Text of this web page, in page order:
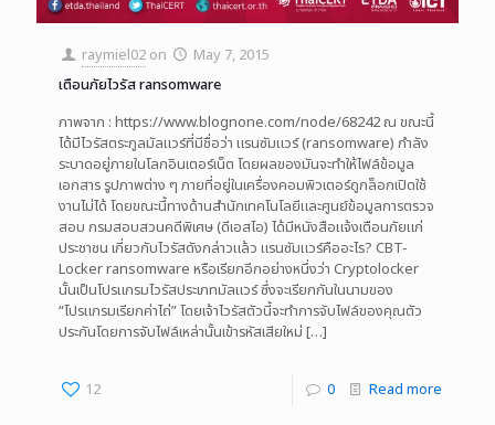
raymiel02 on
May 7, 2015
เตือนภัยไวรัส ransomware
ภาพจาก : https://www.blognone.com/node/68242 ณ ขณะนี้
ได้มีไวรัสตระกูลมัลแวร์ที่มีชื่อว่า แรนซัมแวร์ (ransomware) กำลัง
ระบาดอยู่ภายในโลกอินเตอร์เน็ต โดยผลของมันจะทำให้ไฟล์ข้อมูล
เอกสาร รูปภาพต่าง ๆ ภายที่อยู่ในเครื่องคอมพิวเตอร์ถูกล็อกเปิดใช้
งานไม่ได้ โดยขณะนี้ทางด้านสำนักเทคโนโลยีและศูนย์ข้อมูลการตรวจ
สอบ กรมสอบสวนคดีพิเศษ (ดีเอสไอ) ได้มีหนังสือแจ้งเตือนภัยแก่
ประชาชน เกี่ยวกับไวรัสดังกล่าวแล้ว แรนซัมแวร์คืออะไร? CBT-
Locker ransomware หรือเรียกอีกอย่างหนึ่งว่า Cryptolocker
นั้นเป็นโปรแกรมไวรัสประเภทมัลแวร์ ซึ่งจะเรียกกันในนามของ
“โปรแกรมเรียกค่าไถ่” โดยเจ้าไวรัสตัวนี้จะทำการจับไฟล์ของคุณตัว
ประกันโดยการจับไฟล์เหล่านั้นเข้ารหัสเสียใหม่ […]
12 0 Read more